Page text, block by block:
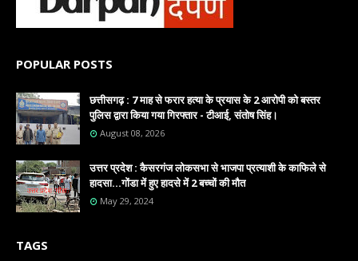
POPULAR POSTS
छत्तीसगढ़ : 7 माह से फरार हत्या के प्रयास के 2 आरोपी को बस्तर
पुलिस द्वारा किया गया गिरफ्तार - टीआई, संतोष सिंह।
August 08, 2026
उत्तर प्रदेश : कैसरगंज लोकसभा से भाजपा प्रत्याशी के काफिले से
हादसा...गोंडा में हुए हादसे में 2 बच्चों की मौत
May 29, 2024
TAGS